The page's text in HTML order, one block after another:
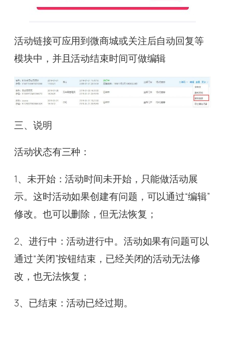
活动链接可应用到微商城或关注后自动回复等
模块中，并且活动结束时间可做编辑
三、说明
活动状态有三种：
1、未开始：活动时间未开始，只能做活动展
示。这时活动如果创建有问题，可以通过“编辑”
修改。也可以删除，但无法恢复；
2、进行中：活动进行中。活动如果有问题可以
通过“关闭”按钮结束，已经关闭的活动无法修
改，也无法恢复；
3、已结束：活动已经过期。